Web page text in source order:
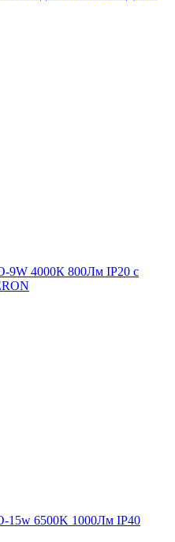
9W 4000К 800Лм IP20 с
15w 6500K 1000Лм IP40